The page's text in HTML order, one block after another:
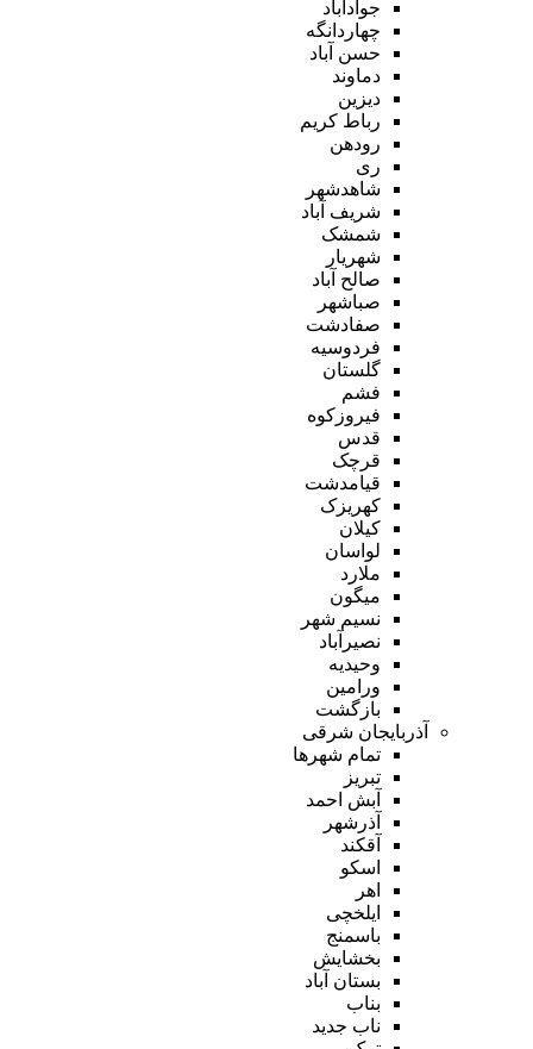
جوادآباد
چهاردانگه
حسن آباد
دماوند
دیزین
رباط کریم
رودهن
ری
شاهدشهر
شریف آباد
شمشک
شهریار
صالح آباد
صباشهر
صفادشت
فردوسیه
گلستان
فشم
فیروزکوه
قدس
قرچک
قیامدشت
کهریزک
کیلان
لواسان
ملارد
میگون
نسیم شهر
نصیرآباد
وحیدیه
ورامین
بازگشت
آذربایجان شرقی
تمام شهر‌ها
تبریز
آبش احمد
آذرشهر
آقکند
اسکو
اهر
ایلخچی
باسمنج
بخشایش
بستان آباد
بناب
ناب جدید